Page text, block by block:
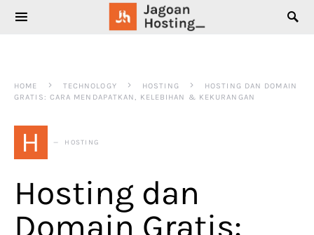
SEARCH FOR:
HOME TECHNOLOGY HOSTING
HOSTING DAN DOMAIN
GRATIS: CARA MENDAPATKAN, KELEBIHAN & KEKURANGAN
H HOSTING
Hosting dan
Domain Gratis: